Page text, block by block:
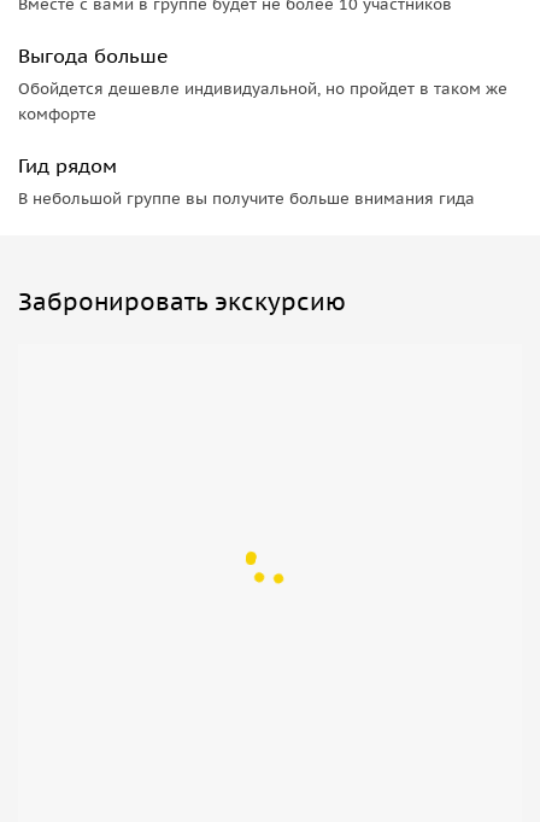
десерт. А еще загляните на старейший цветочный рынок
добраться до других достопримечательностей и
знаменитых магазинов.
которые хотят узнать об истории и жизни Парижа в
дружеском, понятном формате.
Мы рады детям у нас на экскурсии, от 1 до 6 лет они на
Выгода больше
Обойдется дешевле индивидуальной, но пройдет в таком же
комфорте
Гид рядом
В небольшой группе вы получите больше внимания гида
Забронировать экскурсию